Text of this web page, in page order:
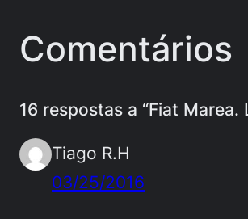
Comentários
16 respostas a “Fiat Marea.
Tiago R.H
03/25/2016